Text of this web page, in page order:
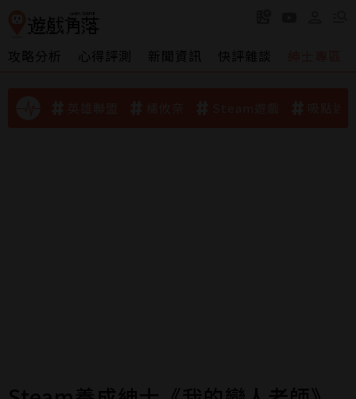
攻略分析 心得評測 新聞資訊 快評雜談